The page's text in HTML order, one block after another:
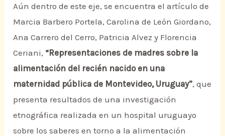
Aún dentro de este eje, se encuentra el artículo de
Marcia Barbero Portela, Carolina de León Giordano,
Ana Carrero del Cerro, Patricia Alvez y Florencia
Ceriani, “Representaciones de madres sobre la
alimentación del recién nacido en una
maternidad pública de Montevideo, Uruguay”, que
presenta resultados de una investigación
etnográfica realizada en un hospital uruguayo
sobre los saberes en torno a la alimentación